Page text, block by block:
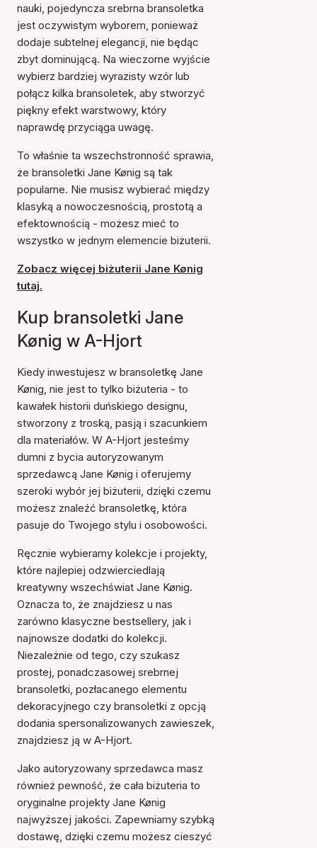
nauki, pojedyncza srebrna bransoletka
jest oczywistym wyborem, ponieważ
dodaje subtelnej elegancji, nie będąc
zbyt dominującą. Na wieczorne wyjście
wybierz bardziej wyrazisty wzór lub
połącz kilka bransoletek, aby stworzyć
piękny efekt warstwowy, który
naprawdę przyciąga uwagę.
To właśnie ta wszechstronność sprawia,
że bransoletki Jane Kønig są tak
popularne. Nie musisz wybierać między
klasyką a nowoczesnością, prostotą a
efektownością - możesz mieć to
wszystko w jednym elemencie biżuterii.
Zobacz więcej biżuterii Jane Kønig
tutaj.
Kup bransoletki Jane
Kønig w A-Hjort
Kiedy inwestujesz w bransoletkę Jane
Kønig, nie jest to tylko biżuteria - to
kawałek historii duńskiego designu,
stworzony z troską, pasją i szacunkiem
dla materiałów. W A-Hjort jesteśmy
dumni z bycia autoryzowanym
sprzedawcą Jane Kønig i oferujemy
szeroki wybór jej biżuterii, dzięki czemu
możesz znaleźć bransoletkę, która
pasuje do Twojego stylu i osobowości.
Ręcznie wybieramy kolekcje i projekty,
które najlepiej odzwierciedlają
kreatywny wszechświat Jane Kønig.
Oznacza to, że znajdziesz u nas
zarówno klasyczne bestsellery, jak i
najnowsze dodatki do kolekcji.
Niezależnie od tego, czy szukasz
prostej, ponadczasowej srebrnej
bransoletki, pozłacanego elementu
dekoracyjnego czy bransoletki z opcją
dodania spersonalizowanych zawieszek,
znajdziesz ją w A-Hjort.
Jako autoryzowany sprzedawca masz
również pewność, że cała biżuteria to
oryginalne projekty Jane Kønig
najwyższej jakości. Zapewniamy szybką
dostawę, dzięki czemu możesz cieszyć